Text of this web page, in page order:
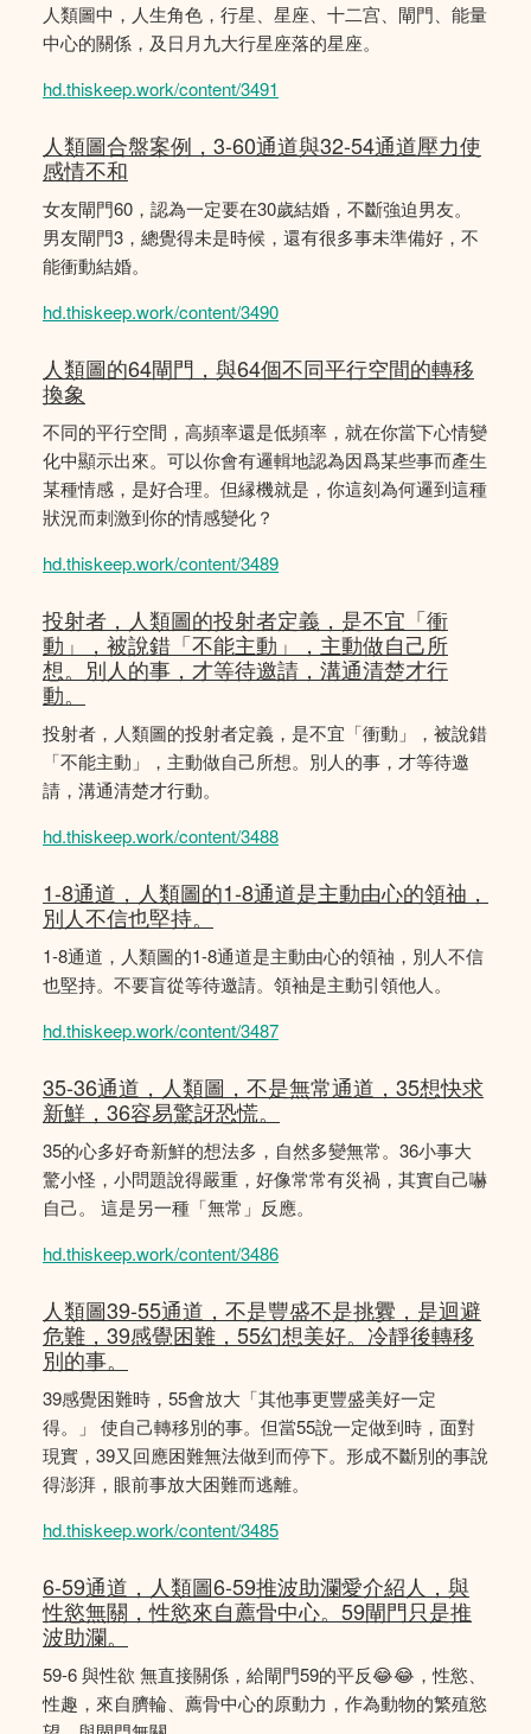
人類圖中，人生角色，行星、星座、十二宫、閘門、能量
中心的關係，及日月九大行星座落的星座。
hd.thiskeep.work/content/3491
人類圖合盤案例，3-60通道與32-54通道壓力使
感情不和
女友閘門60，認為一定要在30歲結婚，不斷強迫男友。
男友閘門3，總覺得未是時候，還有很多事未準備好，不
能衝動結婚。
hd.thiskeep.work/content/3490
人類圖的64閘門，與64個不同平行空間的轉移
換象
不同的平行空間，高頻率還是低頻率，就在你當下心情變
化中顯示出來。可以你會有邏輯地認為因爲某些事而產生
某種情感，是好合理。但縁機就是，你這刻為何邏到這種
狀況而刺激到你的情感變化？
hd.thiskeep.work/content/3489
投射者，人類圖的投射者定義，是不宜「衝
動」，被說錯「不能主動」，主動做自己所
想。別人的事，才等待邀請，溝通清楚才行
動。
投射者，人類圖的投射者定義，是不宜「衝動」，被說錯
「不能主動」，主動做自己所想。別人的事，才等待邀
請，溝通清楚才行動。
hd.thiskeep.work/content/3488
1-8通道，人類圖的1-8通道是主動由心的領䄂，
別人不信也堅持。
1-8通道，人類圖的1-8通道是主動由心的領䄂，別人不信
也堅持。不要盲從等待邀請。領袖是主動引領他人。
hd.thiskeep.work/content/3487
35-36通道，人類圖，不是無常通道，35想快求
新鮮，36容易驚訝恐慌。
35的心多好奇新鮮的想法多，自然多變無常。36小事大
驚小怪，小問題說得嚴重，好像常常有災禍，其實自己嚇
自己。 這是另一種「無常」反應。
hd.thiskeep.work/content/3486
人類圖39-55通道，不是豐盛不是挑釁，是迴避
危難，39感覺困難，55幻想美好。冷靜後轉移
別的事。
39感覺困難時，55會放大「其他事更豐盛美好一定
得。」 使自己轉移別的事。但當55說一定做到時，面對
現實，39又回應困難無法做到而停下。形成不斷別的事說
得澎湃，眼前事放大困難而逃離。
hd.thiskeep.work/content/3485
6-59通道，人類圖6-59推波助瀾愛介紹人，與
性慾無關，性慾來自薦骨中心。59閘門只是推
波助瀾。
59-6 與性欲 無直接關係，給閘門59的平反😂😂，性慾、
性趣，來自臍輪、薦骨中心的原動力，作為動物的繁殖慾